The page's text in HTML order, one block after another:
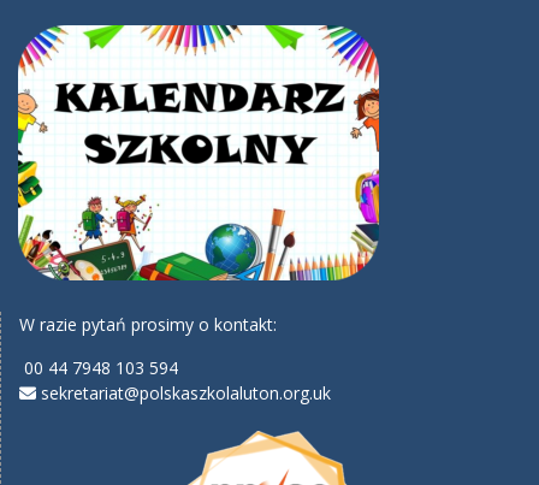
W razie pytań prosimy o kontakt:
00 44 7948 103 594
sekretariat@polskaszkolaluton.org.uk